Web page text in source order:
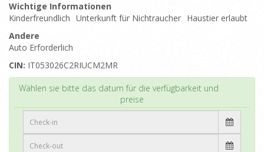
Wichtige Informationen
Kinderfreundlich Unterkunft für Nichtraucher Haustier erlaubt
Andere
Auto Erforderlich
CIN: IT053026C2RIUCM2MR
Wählen sie bitte das datum für die verfügbarkeit und
preise